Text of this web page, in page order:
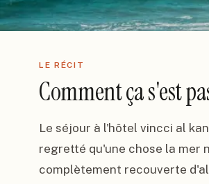
LE RÉCIT
Comment ça s'est
Le séjour à l'hôtel vincci al
regretté qu'une chose la mer
complètement recouverte